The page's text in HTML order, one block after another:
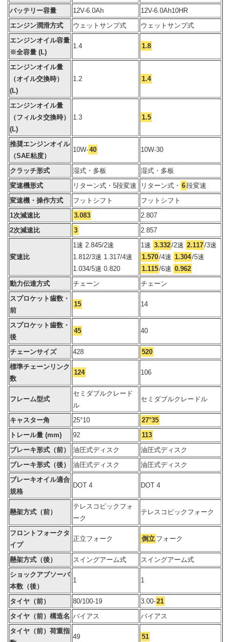
バッテリー容量 12V-6.0Ah
12V-6.0Ah10HR
エンジン潤滑方式
ウェットサンプ式
ウェットサンプ式
エンジンオイル容量
※全容量 (L)
1.4 1.8
エンジンオイル量
（オイル交換時）
(L)
1.2 1.4
エンジンオイル量
（フィルタ交換時）
(L)
1.3 1.5
推奨エンジンオイル
（SAE粘度）
10W-40 10W-30
クラッチ形式 湿式・多板
湿式・多板
変速機形式
リターン式・5段変速 リターン式・ 6段変速
変速機・操作方式
フットシフト
フットシフト
1次減速比
3.083
2.807
2次減速比
3 2.857
変速比
1速 2.845/2速
1.812/3速 1.317/4速
1.034/5速 0.820
1速 3.332/2速 2.117/3速
1.570/4速 1.304/5速
1.115/6速 0.962
動力伝達方式
チェーン
チェーン
スプロケット歯数・
前
15 14
スプロケット歯数・
後
45 40
チェーンサイズ 428
520
標準チェーンリンク
数
124 106
フレーム型式
セミダブルクレード
ル
セミダブルクレードル
キャスター角 25°10
27°35
トレール量 (mm)
92
113
ブレーキ形式（前）
油圧式ディスク
油圧式ディスク
ブレーキ形式（後）
油圧式ディスク
油圧式ディスク
ブレーキオイル適合
規格
DOT 4 DOT 4
懸架方式（前）
テレスコピックフォ
ーク
テレスコピックフォーク
フロントフォークタ
イプ
正立フォーク 倒立 フォーク
懸架方式（後） スイングアーム式
スイングアーム式
ショックアブソーバ
本数（後）
1 1
タイヤ（前） 80/100-19 3.00-21
タイヤ（前）構造名 バイアス
バイアス
タイヤ（前）荷重指
49 51